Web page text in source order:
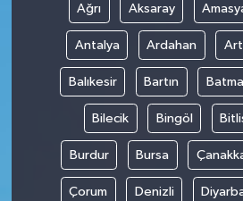
Ağrı Aksaray
Antalya Ardahan
Balıkesir Bartın
Bilecik Bingöl
Burdur Bursa
Çorum Denizli